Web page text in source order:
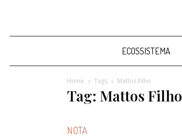
ECOSSISTEMA
Home Tags Mattos Filho
Tag: Mattos Filho
NOTA